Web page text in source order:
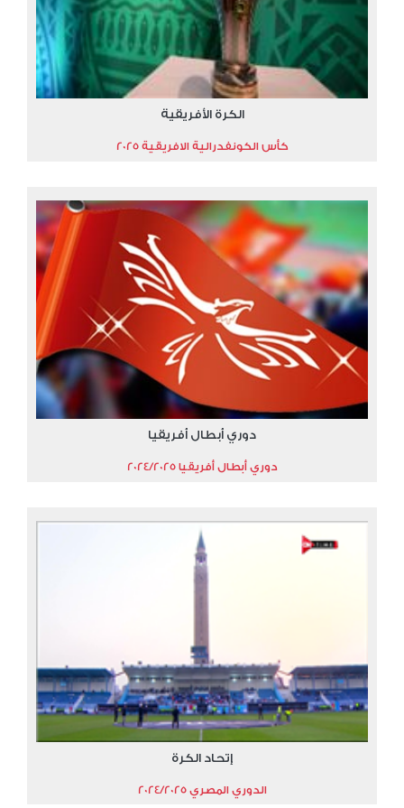
الكرة الأفريقية
كأس الكونفدرالية الافريقية 2025
دوري أبطال أفريقيا
دوري أبطال أفريقيا 2024/2025
إتحاد الكرة
الدوري المصري 2024/2025